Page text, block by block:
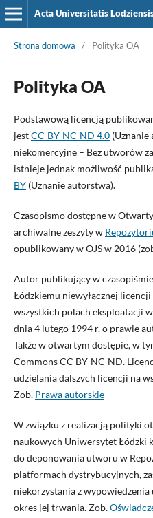
Acta Universitatis
Strona domowa / Polityka OA
Polityka OA
Podstawową licencją
jestCC-BY-NC-ND 4.0(Uznanie
niekomercyjne – Bez utworów
istnieje jednak możliwość
BY(Uznanie autorstwa).
Czasopismo dostępne w
archiwalne zeszyty w
opublikowany w OJS w 2016
Autor publikujący w
Łódzkiemu niewyłącznej
wszystkich polach eksploatacji
dnia 4 lutego 1994 r. o prawie
Także w otwartym dostępie, w
Commons CC BY-NC-ND.
udzielania dalszych licencji na
Zob. Prawa autorskie
W związku z realizacją polityki
naukowych Uniwersytet Łódzki
do deponowania utworu w
platformach dystrybucyjnych,
niekorzystania z
okres jej trwania. Zob.